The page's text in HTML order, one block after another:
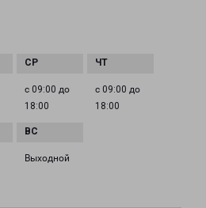
с 09:00 до
18:00
с 09:00 до
18:00
Выходной